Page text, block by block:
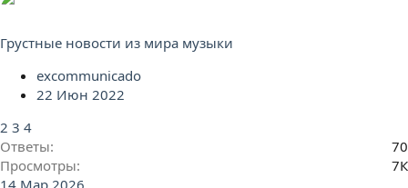
Грустные новости из мира музыки
excommunicado
22 Июн 2022
2 3 4
Ответы
70
Просмотры
7К
14 Мар 2026